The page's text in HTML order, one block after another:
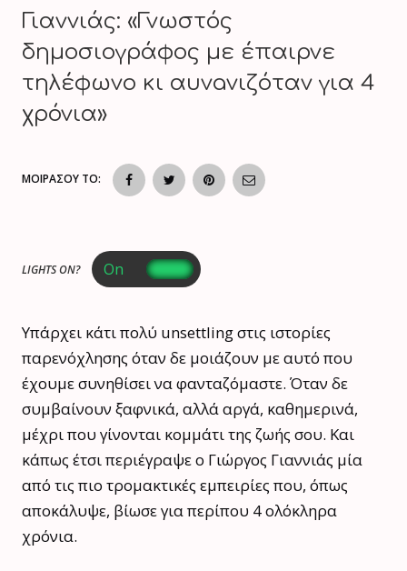
Γιαννιάς: «Γνωστός
δημοσιογράφος με έπαιρνε
τηλέφωνο κι αυνaνιζόταν για 4
χρόνια»
ΜΟΙΡΑΣΟΥ ΤΟ:
LIGHTS ON?
Υπάρχει κάτι πολύ unsettling στις ιστορίες
παρενόχλησης όταν δε μοιάζουν με αυτό που
έχουμε συνηθίσει να φανταζόμαστε. Όταν δε
συμβαίνουν ξαφνικά, αλλά αργά, καθημερινά,
μέχρι που γίνονται κομμάτι της ζωής σου. Και
κάπως έτσι περιέγραψε ο Γιώργος Γιαννιάς μία
από τις πιο τρομακτικές εμπειρίες που, όπως
αποκάλυψε, βίωσε για περίπου 4 ολόκληρα
χρόνια.